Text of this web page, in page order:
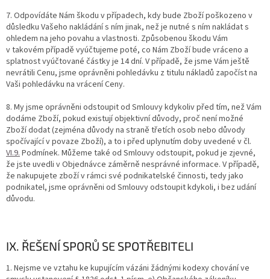
7. Odpovídáte Nám škodu v případech, kdy bude Zboží poškozeno v
důsledku Vašeho nakládání s ním jinak, než je nutné s ním nakládat s
ohledem na jeho povahu a vlastnosti. Způsobenou škodu Vám
v takovém případě vyúčtujeme poté, co Nám Zboží bude vráceno a
splatnost vyúčtované částky je 14 dní. V případě, že jsme Vám ještě
nevrátili Cenu, jsme oprávněni pohledávku z titulu nákladů započíst na
Vaši pohledávku na vrácení Ceny.
8. My jsme oprávněni odstoupit od Smlouvy kdykoliv před tím, než Vám
dodáme Zboží, pokud existují objektivní důvody, proč není možné
Zboží dodat (zejména důvody na straně třetích osob nebo důvody
spočívající v povaze Zboží), a to i před uplynutím doby uvedené v čl.
VI.9.Podmínek. Můžeme také od Smlouvy odstoupit, pokud je zjevné,
že jste uvedli v Objednávce záměrně nesprávné informace. V případě,
že nakupujete zboží v rámci své podnikatelské činnosti, tedy jako
podnikatel, jsme oprávněni od Smlouvy odstoupit kdykoli, i bez udání
důvodu.
IX. ŘEŠENÍ SPORŮ SE SPOTŘEBITELI
1. Nejsme ve vztahu ke kupujícím vázáni žádnými kodexy chování ve